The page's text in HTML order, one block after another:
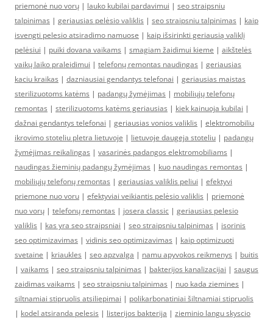
priemonė nuo vorų | lauko kubilai pardavimui | seo straipsniu
talpinimas | geriausias pelėsio valiklis | seo straipsniu talpinimas | kaip
isvengti pelesio atsiradimo namuose | kaip išsirinkti geriausią valiklį
pelėsiui | puiki dovana vaikams | smagiam žaidimui kieme | aikštelės
vaikų laiko praleidimui | telefonų remontas naudingas | geriausias
kaciu kraikas | dazniausiai gendantys telefonai | geriausias maistas
sterilizuotoms katėms | padangų žymėjimas | mobiliųjų telefonų
remontas | sterilizuotoms katėms geriausias | kiek kainuoja kubilai |
dažnai gendantys telefonai | geriausias vonios valiklis | elektromobiliu
ikrovimo stoteliu pletra lietuvoje | lietuvoje daugeja stoteliu | padangų
žymėjimas reikalingas | vasarinės padangos elektromobiliams |
naudingas žieminių padangų žymėjimas | kuo naudingas remontas |
mobiliųjų telefonų remontas | geriausias valiklis peliui | efektyvi
priemone nuo voru | efektyviai veikiantis pelėsio valiklis | priemonė
nuo vorų | telefonų remontas | josera classic | geriausias pelesio
valiklis | kas yra seo straipsniai | seo straipsniu talpinimas | isorinis
seo optimizavimas | vidinis seo optimizavimas | kaip optimizuoti
svetaine | kriaukles | seo apzvalga | namu apyvokos reikmenys | buitis
| vaikams | seo straipsniu talpinimas | bakterijos kanalizacijai | saugus
zaidimas vaikams | seo straipsniu talpinimas | nuo kada ziemines |
siltnamiai stipruolis atsiliepimai | polikarbonatiniai šiltnamiai stipruolis
| kodel atsiranda pelesis | listerijos bakterija | zieminio langu skyscio